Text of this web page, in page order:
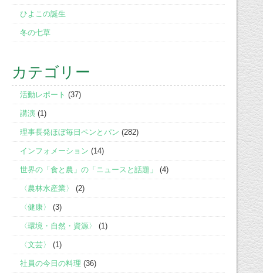
ひよこの誕生
冬の七草
カテゴリー
活動レポート (37)
講演 (1)
理事長発ほぼ毎日ペンとパン (282)
インフォメーション (14)
世界の「食と農」の「ニュースと話題」 (4)
〈農林水産業〉 (2)
〈健康〉 (3)
〈環境・自然・資源〉 (1)
〈文芸〉 (1)
社員の今日の料理 (36)